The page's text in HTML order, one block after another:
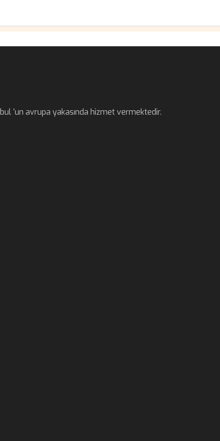
‘un avrupa yakasında hizmet vermektedir.